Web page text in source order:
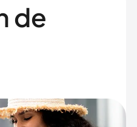
de